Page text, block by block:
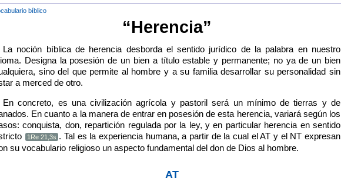
bíblico
“Herencia”
La noción bíblica de herencia desborda el sentido jurídico de la palabra en nuestro
Designa la posesión de un bien a título estable y permanente; no ya de un bien
sino del que permite al hombre y a su familia desarrollar su personalidad sin
a merced de otro.
En concreto, es una civilización agrícola y pastoril será un mínimo de tierras y de
En cuanto a la manera de entrar en posesión de esta herencia, variará según los
conquista, don, repartición regulada por la ley, y en particular herencia en sentido
1Re 21,3s . Tal es la experiencia humana, a partir de la cual el AT y el NT expresan
su vocabulario religioso un aspecto fundamental del don de Dios al hombre.
AT